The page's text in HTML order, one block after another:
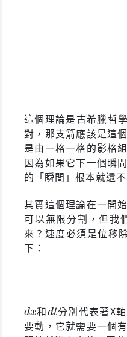
這個理論是古希臘哲
對，那支箭應該是這
是由一格一格的影格
因為如果它下一個瞬
的「瞬間」根本就還
其實這個理論在一開
可以無限分割，但我
來？速度必須是位移
下：
和
分別代表著X
要動，它就需要一個